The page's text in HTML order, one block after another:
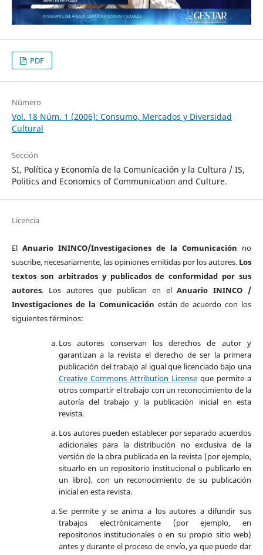
PDF
Número
Vol. 18 Núm. 1 (2006): Consumo, Mercados y Diversidad
Cultural
Sección
SI, Política y Economía de la Comunicación y la Cultura / IS,
Politics and Economics of Communication and Culture.
Licencia
El Anuario ININCO/Investigaciones de la Comunicación no
suscribe, necesariamente, las opiniones emitidas por los autores. Los
textos son arbitrados y publicados de conformidad por sus
autores. Los autores que publican en elAnuario ININCO /
Investigaciones de la Comunicación están de acuerdo con los
siguientes términos:
Los autores conservan los derechos de autor y
garantizan a la revista el derecho de ser la primera
publicación del trabajo al igual que licenciado bajo una
Creative Commons Attribution License que permite a
otros compartir el trabajo con un reconocimiento de la
autoría del trabajo y la publicación inicial en esta
revista.
Los autores pueden establecer por separado acuerdos
adicionales para la distribución no exclusiva de la
versión de la obra publicada en la revista (por ejemplo,
situarlo en un repositorio institucional o publicarlo en
un libro), con un reconocimiento de su publicación
inicial en esta revista.
Se permite y se anima a los autores a difundir sus
trabajos electrónicamente (por ejemplo, en
repositorios institucionales o en su propio sitio web)
antes y durante el proceso de envío, ya que puede dar